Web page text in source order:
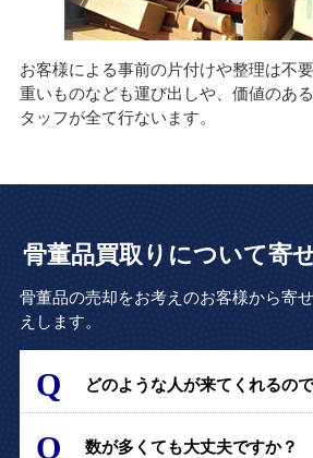
お客様による事前の片付けや整理は不
重いものなども運び出しや、価値のあ
タッフが全て行ないます。
骨董品買取りについて寄
骨董品の売却をお考えのお客様から寄
えします。
どのような人が来てくれるの
数が多くても大丈夫ですか？